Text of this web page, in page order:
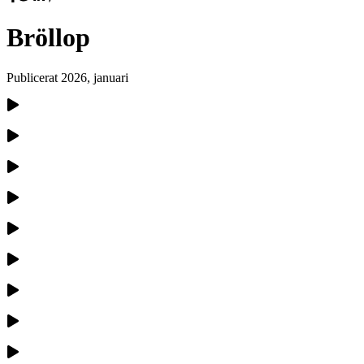
Bröllop
Publicerat 2026, januari